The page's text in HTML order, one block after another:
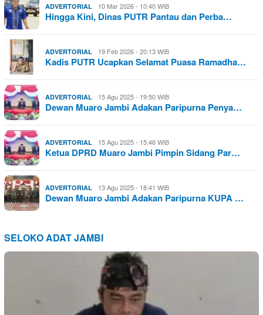
ADVERTORIAL 10 Mar 2026 - 10:40 WIB
Hingga Kini, Dinas PUTR Pantau dan Perba…
ADVERTORIAL 19 Feb 2026 - 20:13 WIB
Kadis PUTR Ucapkan Selamat Puasa Ramadha…
ADVERTORIAL 15 Agu 2025 - 19:50 WIB
Dewan Muaro Jambi Adakan Paripurna Penya…
ADVERTORIAL 15 Agu 2025 - 15:46 WIB
Ketua DPRD Muaro Jambi Pimpin Sidang Par…
ADVERTORIAL 13 Agu 2025 - 18:41 WIB
Dewan Muaro Jambi Adakan Paripurna KUPA …
SELOKO ADAT JAMBI